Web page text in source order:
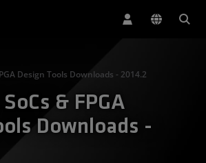
Design Tools Downloads - 2014.2
& FPGA
Downloads -